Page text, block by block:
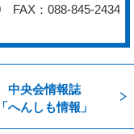
088-845-2434
中央会情報誌
「へんしも情報」